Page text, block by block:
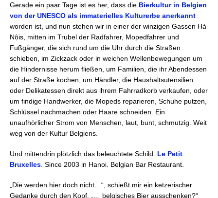
Gerade ein paar Tage ist es her, dass die Bierkultur in Belgien
von der UNESCO als immaterielles Kulturerbe anerkannt
worden ist, und nun stehen wir in einer der winzigen Gassen Hà
Nộis, mitten im Trubel der Radfahrer, Mopedfahrer und
Fußgänger, die sich rund um die Uhr durch die Straßen
schieben, im Zickzack oder in weichen Wellenbewegungen um
die Hindernisse herum fließen, um Familien, die ihr Abendessen
auf der Straße kochen, um Händler, die Haushaltsutensilien
oder Delikatessen direkt aus ihrem Fahrradkorb verkaufen, oder
um findige Handwerker, die Mopeds reparieren, Schuhe putzen,
Schlüssel nachmachen oder Haare schneiden. Ein
unaufhörlicher Strom von Menschen, laut, bunt, schmutzig. Weit
weg von der Kultur Belgiens.
Und mittendrin plötzlich das beleuchtete Schild: Le Petit
Bruxelles . Since 2003 in Hanoi. Belgian Bar Restaurant.
„Die werden hier doch nicht…“, schießt mir ein ketzerischer
Gedanke durch den Kopf. „… belgisches Bier ausschenken?“